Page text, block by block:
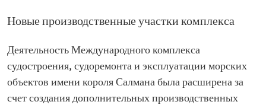
Новые производственные участки комплекса
Деятельность Международного комплекса
судостроения, судоремонта и эксплуатации морских
объектов имени короля Салмана была расширена за
счет создания дополнительных производственных